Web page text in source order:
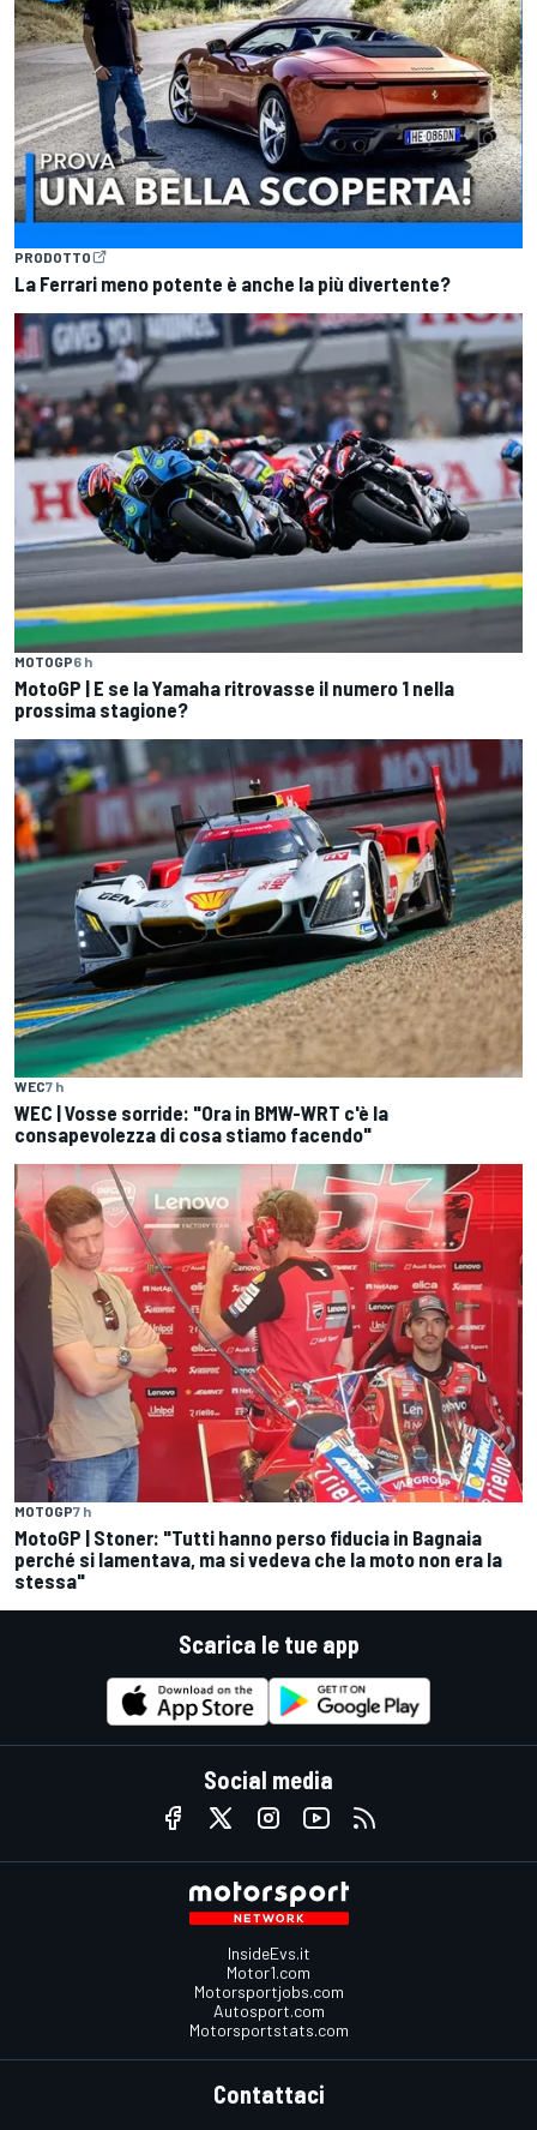
PRODOTTO
La Ferrari meno potente è anche la più divertente?
MOTOGP6 h
MotoGP | E se la Yamaha ritrovasse il numero 1 nella
prossima stagione?
WEC7 h
WEC | Vosse sorride: "Ora in BMW-WRT c'è la
consapevolezza di cosa stiamo facendo"
MOTOGP7 h
MotoGP | Stoner: "Tutti hanno perso fiducia in Bagnaia
perché si lamentava, ma si vedeva che la moto non era la
stessa"
Scarica le tue app
Social media
InsideEvs.it
Motor1.com
Motorsportjobs.com
Autosport.com
Motorsportstats.com
Contattaci